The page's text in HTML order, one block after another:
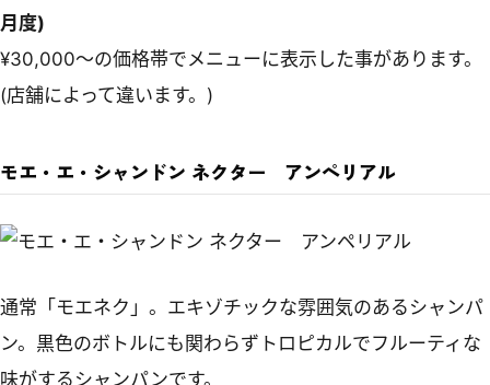
月度)
¥30,000～の価格帯でメニューに表示した事があります。
(店舗によって違います。)
モエ・エ・シャンドン ネクター アンペリアル
通常「モエネク」。エキゾチックな雰囲気のあるシャンパ
ン。黒色のボトルにも関わらずトロピカルでフルーティな
味がするシャンパンです。